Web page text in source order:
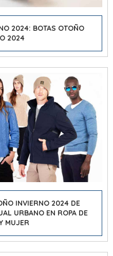
2024: BOTAS OTOÑO
2024
INVIERNO 2024 DE
URBANO EN ROPA DE
MUJER